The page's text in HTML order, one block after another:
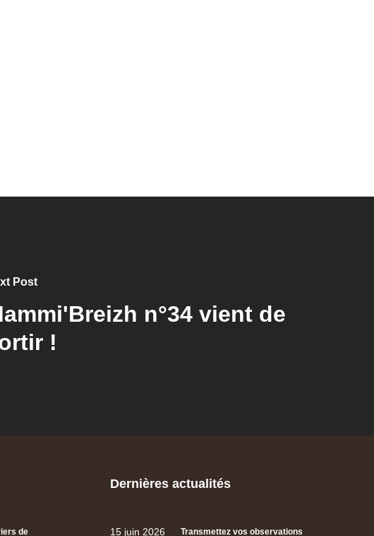
Post
n°34 vient de
!
de
Dernières actualités
15 juin 2026 Transmettez vos observations